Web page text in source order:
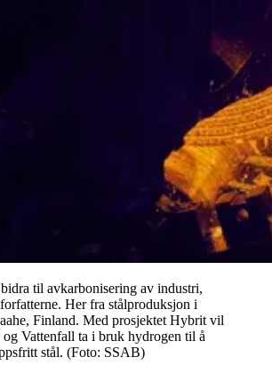
til avkarbonisering av industri,
Her fra stålproduksjon i
Finland. Med prosjektet Hybrit vil
Vattenfall ta i bruk hydrogen til å
stål. (Foto: SSAB)